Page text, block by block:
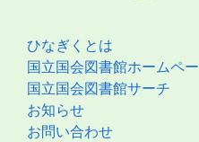
ひなぎくとは
国立国会図書館ホームペ
国立国会図書館サーチ
お知らせ
お問い合わせ